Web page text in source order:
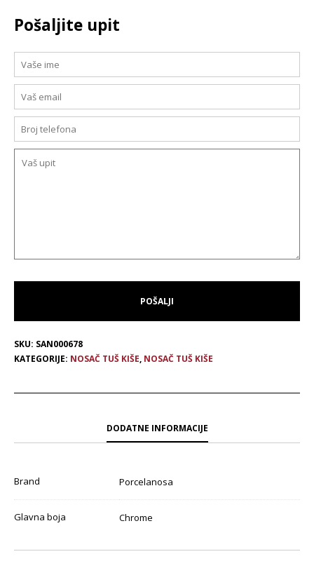
Pošaljite upit
SKU: SAN000678
KATEGORIJE: NOSAČ TUŠ KIŠE, NOSAČ TUŠ KIŠE
DODATNE INFORMACIJE
Brand Porcelanosa
Glavna boja Chrome